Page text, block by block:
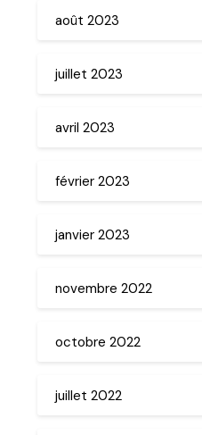
août 2023
juillet 2023
avril 2023
février 2023
janvier 2023
novembre 2022
octobre 2022
juillet 2022